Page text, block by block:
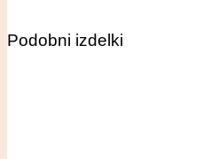
Podobni izdelki